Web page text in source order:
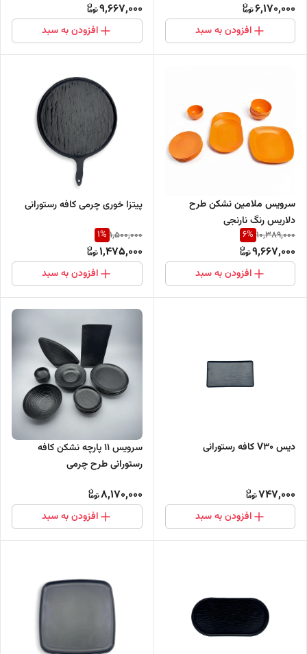
6,170,000
افزودن به سبد
9,667,000
افزودن به سبد
سرویس ملامین نشکن طرح
دلاریس رنگ نارنجی
10,389,000
6%
9,667,000
افزودن به سبد
پیتزا خوری چرمی کافه رستورانی
1,500,000
1%
1,475,000
افزودن به سبد
دیس V30 کافه رستورانی
747,000
افزودن به سبد
سرویس ۱۱ پارچه نشکن کافه
رستورانی طرح چرمی
8,170,000
افزودن به سبد